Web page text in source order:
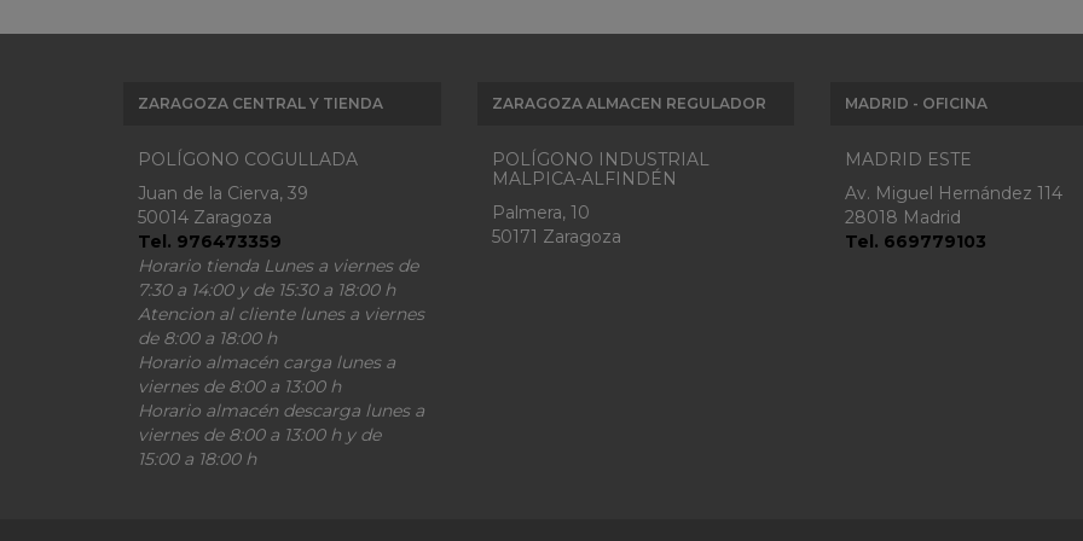
ZARAGOZA CENTRAL Y TIENDA
POLÍGONO COGULLADA
Juan de la Cierva, 39
50014 Zaragoza
Tel. 976473359
Horario tienda Lunes a viernes de
7:30 a 14:00 y de 15:30 a 18:00 h
Atencion al cliente lunes a viernes
de 8:00 a 18:00 h
Horario almacén carga lunes a
viernes de 8:00 a 13:00 h
Horario almacén descarga lunes a
viernes de 8:00 a 13:00 h y de
15:00 a 18:00 h
ZARAGOZA ALMACEN REGULADOR
POLÍGONO INDUSTRIAL
MALPICA-ALFINDÉN
Palmera, 10
50171 Zaragoza
MADRID - OFICINA
MADRID ESTE
Av. Miguel Hernández 114
28018 Madrid
Tel. 669779103